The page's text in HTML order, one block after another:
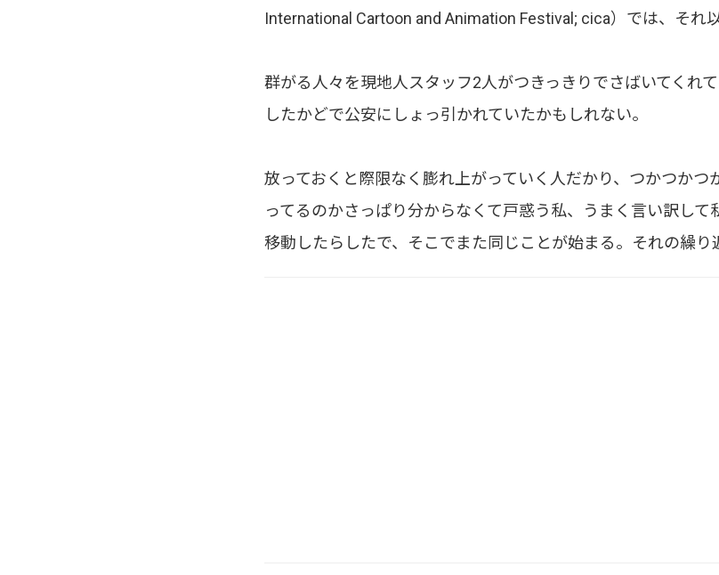
International Cartoon and Animation Festival; cica）では、それ
群がる人々を現地人スタッフ2人がつきっきりでさばいてくれ
したかどで公安にしょっ引かれていたかもしれない。
放っておくと際限なく膨れ上がっていく人だかり、つかつかつ
ってるのかさっぱり分からなくて戸惑う私、うまく言い訳して
移動したらしたで、そこでまた同じことが始まる。それの繰り